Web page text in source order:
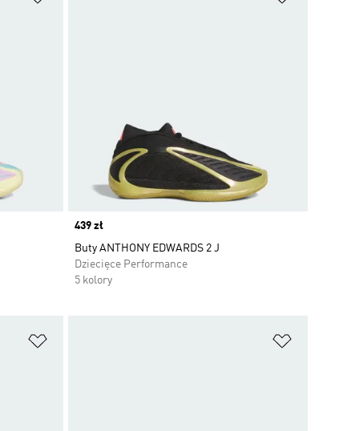
Price
439 zł
Buty ANTHONY EDWARDS 2 J
Dziecięce Performance
5 kolory